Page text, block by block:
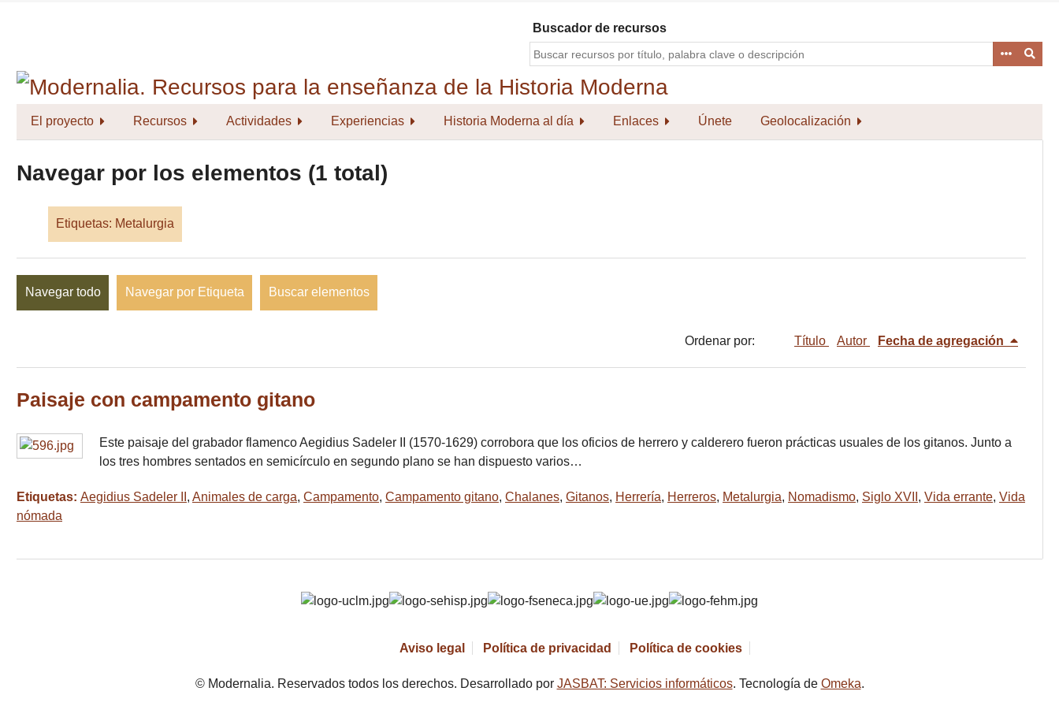
Buscador de recursos
El proyecto Recursos Actividades Experiencias Historia Moderna al día Enlaces Únete Geolocalización
Navegar por los elementos (1 total)
Etiquetas: Metalurgia
Navegar todo Navegar por Etiqueta Buscar elementos
Ordenar por: Título Autor Fecha de agregación
Paisaje con campamento gitano
Este paisaje del grabador flamenco Aegidius Sadeler II (1570-1629) corrobora que los oficios de herrero y calderero fueron prácticas usuales de los gitanos. Junto a
los tres hombres sentados en semicírculo en segundo plano se han dispuesto varios…
Etiquetas: Aegidius Sadeler II , Animales de carga, Campamento, Campamento gitano, Chalanes, Gitanos, Herrería, Herreros, Metalurgia, Nomadismo, Siglo XVII , Vida errante, Vida
nómada
Aviso legal Política de privacidad Política de cookies
© Modernalia. Reservados todos los derechos. Desarrollado por JASBAT: Servicios informáticos. Tecnología de Omeka.